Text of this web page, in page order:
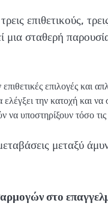
επιθετικούς,
μια σταθερή
επιθετικές επιλογές και
την κατοχή και
υποστηρίξουν τόσο τις
μεταξύ
στο